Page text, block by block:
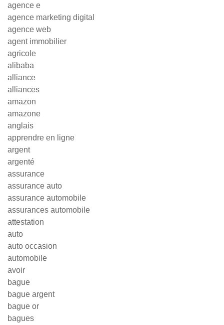
agence e
agence marketing digital
agence web
agent immobilier
agricole
alibaba
alliance
alliances
amazon
amazone
anglais
apprendre en ligne
argent
argenté
assurance
assurance auto
assurance automobile
assurances automobile
attestation
auto
auto occasion
automobile
avoir
bague
bague argent
bague or
bagues